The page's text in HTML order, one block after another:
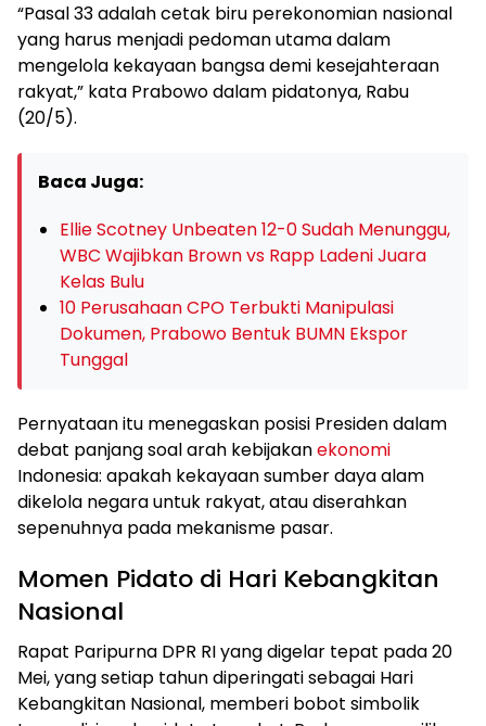
“Pasal 33 adalah cetak biru perekonomian nasional
yang harus menjadi pedoman utama dalam
mengelola kekayaan bangsa demi kesejahteraan
rakyat,” kata Prabowo dalam pidatonya, Rabu
(20/5).
Baca Juga:
Ellie Scotney Unbeaten 12-0 Sudah Menunggu,
WBC Wajibkan Brown vs Rapp Ladeni Juara
Kelas Bulu
10 Perusahaan CPO Terbukti Manipulasi
Dokumen, Prabowo Bentuk BUMN Ekspor
Tunggal
Pernyataan itu menegaskan posisi Presiden dalam
debat panjang soal arah kebijakanekonomi
Indonesia: apakah kekayaan sumber daya alam
dikelola negara untuk rakyat, atau diserahkan
sepenuhnya pada mekanisme pasar.
Momen Pidato di Hari Kebangkitan
Nasional
Rapat Paripurna DPR RI yang digelar tepat pada 20
Mei, yang setiap tahun diperingati sebagai Hari
Kebangkitan Nasional, memberi bobot simbolik